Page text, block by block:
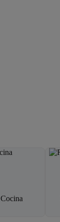
Cocina